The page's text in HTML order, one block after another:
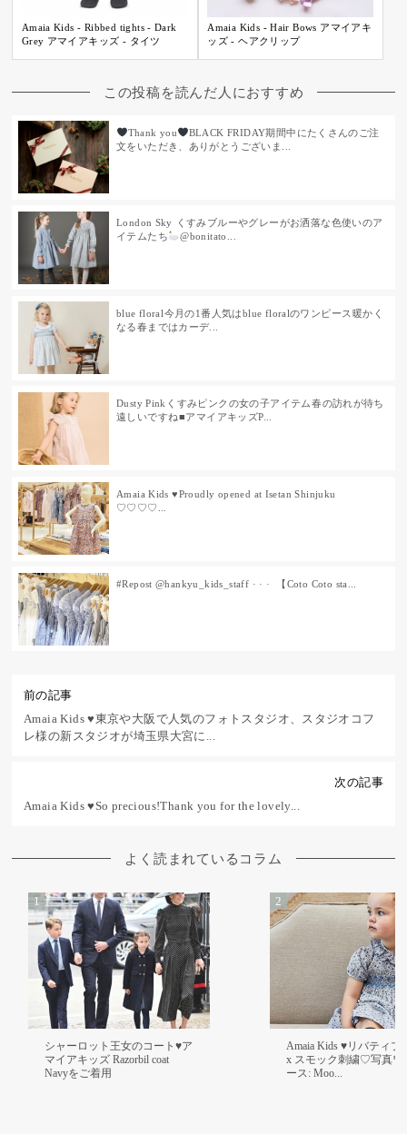
Amaia Kids - Ribbed tights - Dark
Grey アマイアキッズ - タイツ
Amaia Kids - Hair Bows アマイアキ
ッズ - ヘアクリップ
この投稿を読んだ人におすすめ
Thank you
BLACK FRIDAY期間中にたくさんのご注
文をいただき、ありがとうございま...
London Sky
⁡くすみブルーやグレーがお洒落な色使いのア
イテムたち
⁡⁡@bonitato...
blue floral⁡今月の1番人気はblue floralのワンピース⁡暖かく
なる春まではカーデ...
Dusty Pink⁡くすみピンクの女の子アイテム⁡春の訪れが待ち
遠しいですね⁡⁡■アマイアキッズP...
Amaia Kids ♥Proudly opened at Isetan Shinjuku
♡♡♡♡...
#Repost @hankyu_kids_staff · · · 【Coto Coto sta...
前の記事
Amaia Kids ♥東京や大阪で人気のフォトスタジオ、スタジオコフ
レ様の新スタジオが埼玉県大宮に...
次の記事
Amaia Kids ♥So precious! Thank you for the lovely...
よく読まれているコラム
シャーロット王女のコート♥ア
マイアキッズ Razorbil coat
Navyをご着用
Amaia Kids ♥リバティプ
x スモック刺繍♡ 写真 ワ
ース: Moo...